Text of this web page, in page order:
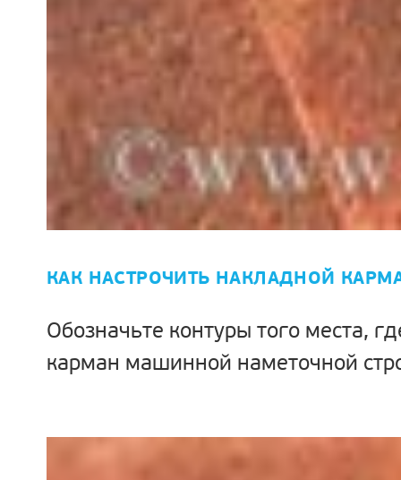
КАК НАСТРОЧИТЬ НАКЛАДНОЙ
Обозначьте контуры того места,
карман машинной наметочной